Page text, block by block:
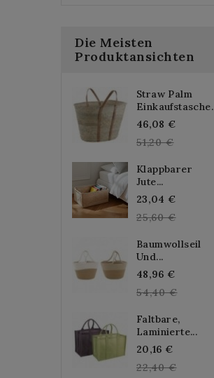
Die Meisten
Produktansichten
Straw Palm
Einkaufstasche...
46,08 €
51,20 €
Klappbarer
Jute...
23,04 €
price
25,60 €
Baumwollseil
Und...
48,96 €
price
54,40 €
Faltbare,
Laminierte...
20,16 €
price
22,40 €